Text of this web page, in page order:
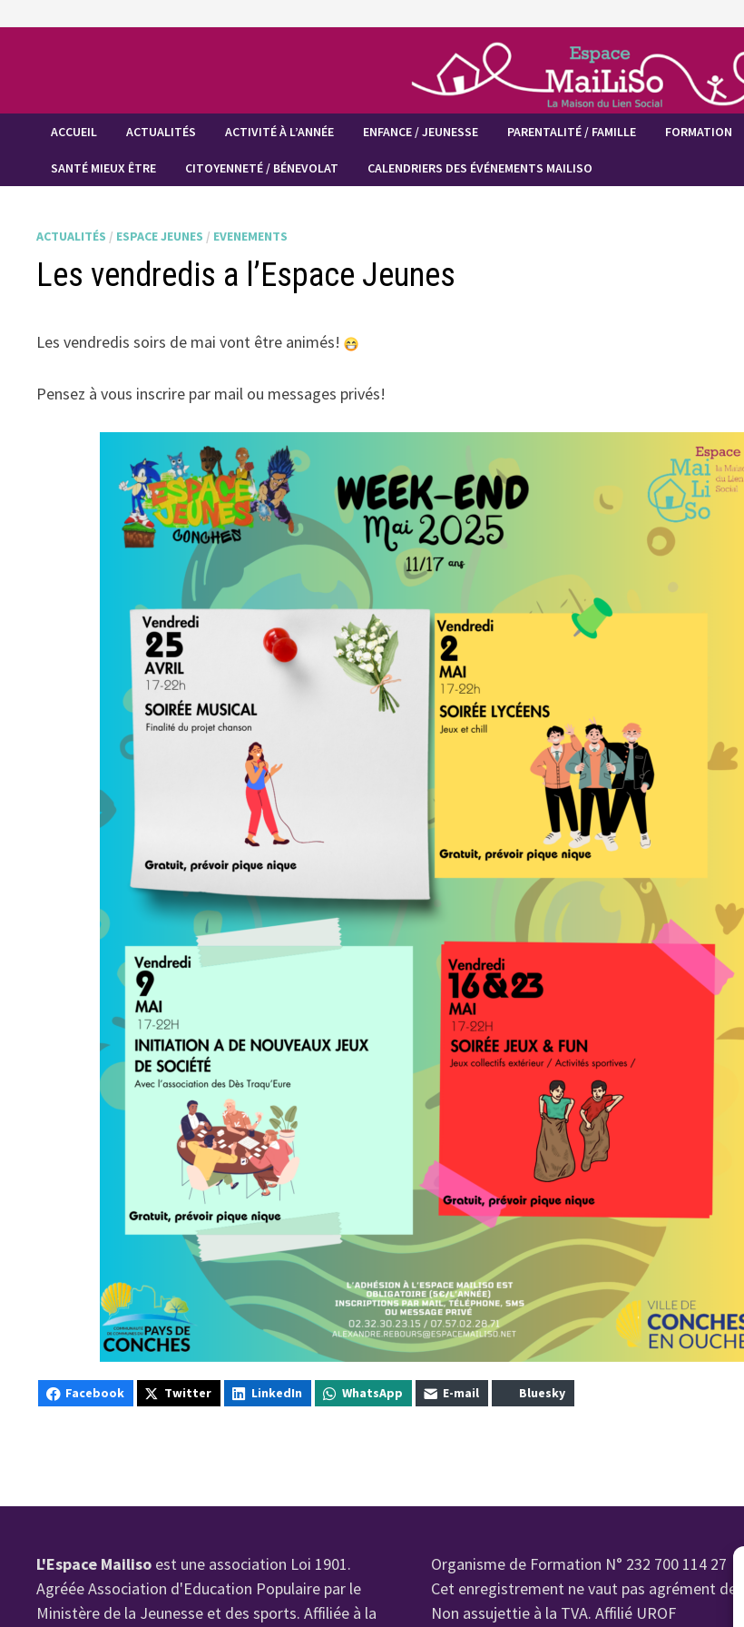
ACCUEIL ACTUALITÉS ACTIVITÉ À L’ANNÉE ENFANCE / JEUNESSE PARENTALITÉ / FAMILLE FORMATION
SANTÉ MIEUX ÊTRE CITOYENNETÉ / BÉNEVOLAT CALENDRIERS DES ÉVÉNEMENTS MAILISO
ACTUALITÉS / ESPACE JEUNES / EVENEMENTS
Les vendredis a l’Espace Jeunes
Les vendredis soirs de mai vont être animés!
Pensez à vous inscrire par mail ou messages privés!
Facebook Twitter LinkedIn WhatsApp E-mail Bluesky
L'Espace Mailiso est une association Loi 1901.
Agréée Association d'Education Populaire par le
Ministère de la Jeunesse et des sports. Affiliée à la
Organisme de Formation N° 232 700 114 27
Cet enregistrement ne vaut pas agrément de
Non assujettie à la TVA. Affilié UROF